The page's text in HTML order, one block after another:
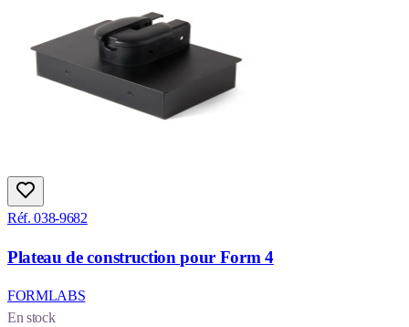
Réf. 038-9682
Plateau de construction pour Form 4
FORMLABS
En stock